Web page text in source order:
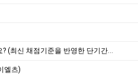
점기준을 반영한 단기간 고득점 전략은?)
엘츠)